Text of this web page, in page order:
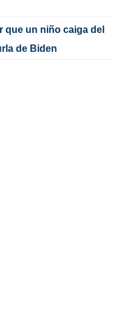
que un niño caiga del
de Biden